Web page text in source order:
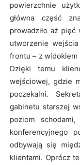
powierzchnie
główna część
prowadziło aż
utworzenie
frontu – z widokiem
Dzięki temu
wejściowej, gdzie
poczekalni.
gabinetu starszej
poziom
konferencyjnego
odbywają się
klientami. Oprócz